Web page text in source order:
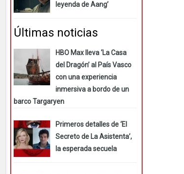
leyenda de Aang’
Últimas noticias
HBO Max lleva ‘La Casa
del Dragón’ al País Vasco
con una experiencia
inmersiva a bordo de un
barco Targaryen
Primeros detalles de ‘El
Secreto de La Asistenta’,
la esperada secuela